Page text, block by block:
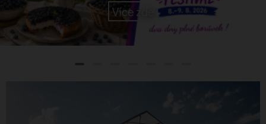
Více zde